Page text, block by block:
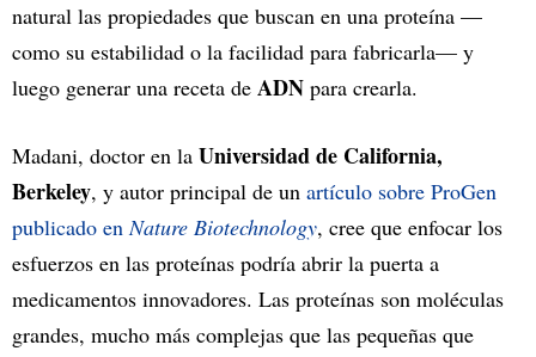
natural las propiedades que buscan en una proteína —
como su estabilidad o la facilidad para fabricarla— y
luego generar una receta de ADN para crearla.
Madani, doctor en la Universidad de California,
Berkeley, y autor principal de un artículo sobre ProGen
publicado enNature Biotechnology, cree que enfocar los
esfuerzos en las proteínas podría abrir la puerta a
medicamentos innovadores. Las proteínas son moléculas
grandes, mucho más complejas que las pequeñas que